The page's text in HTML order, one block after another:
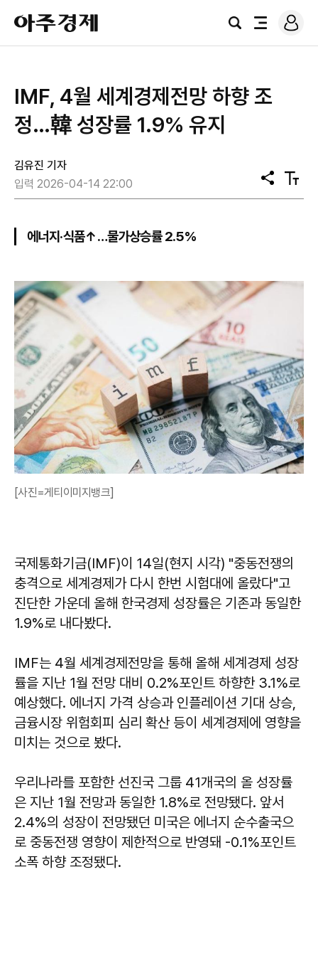
아
주
경
검
전
로
그
IMF, 4월 세계경제전망 하향 조
정…韓 성장률 1.9% 유지
김유진 기자
입력 2026-04-14 22:00
공
유
텍
스
에너지·식품↑…물가상승률 2.5%
[사진=게티이미지뱅크]
국제통화기금(IMF)이 14일(현지 시각) "중동전쟁의
충격으로 세계경제가 다시 한번 시험대에 올랐다"고
진단한 가운데 올해 한국경제 성장률은 기존과 동일한
1.9%로 내다봤다.
IMF는 4월 세계경제전망을 통해 올해 세계경제 성장
률을 지난 1월 전망 대비 0.2%포인트 하향한 3.1%로
예상했다. 에너지 가격 상승과 인플레이션 기대 상승,
금융시장 위험회피 심리 확산 등이 세계경제에 영향을
미치는 것으로 봤다.
우리나라를 포함한 선진국 그룹 41개국의 올 성장률
은 지난 1월 전망과 동일한 1.8%로 전망됐다. 앞서
2.4%의 성장이 전망됐던 미국은 에너지 순수출국으
로 중동전쟁 영향이 제한적으로 반영돼 -0.1%포인트
소폭 하향 조정됐다.